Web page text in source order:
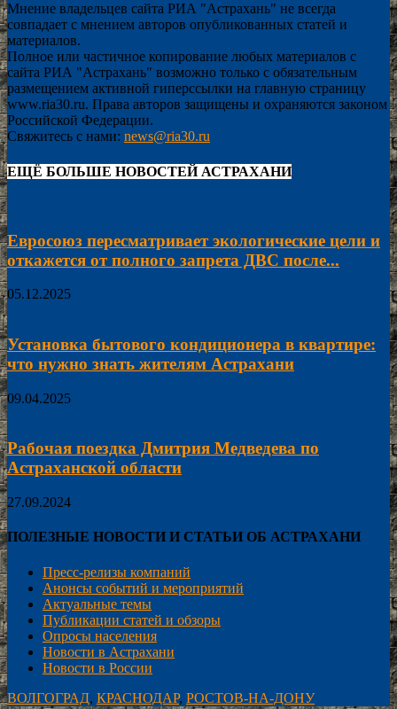
Мнение владельцев сайта РИА "Астрахань" не всегда
совпадает с мнением авторов опубликованных статей и
материалов.
Полное или частичное копирование любых материалов с
сайта РИА "Астрахань" возможно только с обязательным
размещением активной гиперссылки на главную страницу
www.ria30.ru. Права авторов защищены и охраняются законом
Российской Федерации.
Свяжитесь с нами: news@ria30.ru
ЕЩЁ БОЛЬШЕ НОВОСТЕЙ АСТРАХАНИ
Евросоюз пересматривает экологические цели и
откажется от полного запрета ДВС после...
05.12.2025
Установка бытового кондиционера в квартире:
что нужно знать жителям Астрахани
09.04.2025
Рабочая поездка Дмитрия Медведева по
Астраханской области
27.09.2024
ПОЛЕЗНЫЕ НОВОСТИ И СТАТЬИ ОБ АСТРАХАНИ
Пресс-релизы компаний
Анонсы событий и мероприятий
Актуальные темы
Публикации статей и обзоры
Опросы населения
Новости в Астрахани
Новости в России
ВОЛГОГРАД, КРАСНОДАР, РОСТОВ-НА-ДОНУ